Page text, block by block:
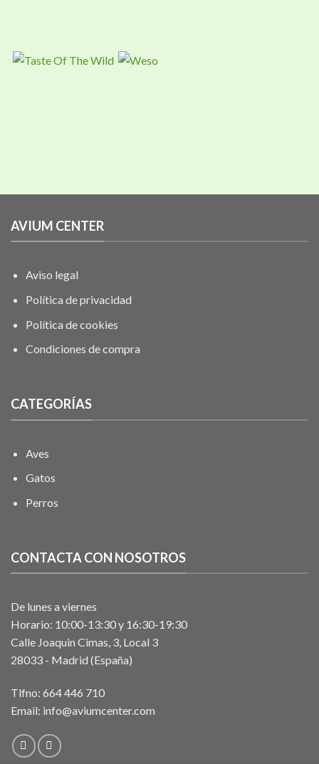
AVIUM CENTER
Aviso legal
Política de privacidad
Política de cookies
Condiciones de compra
CATEGORÍAS
Aves
Gatos
Perros
CONTACTA CON NOSOTROS
De lunes a viernes
Horario: 10:00-13:30 y 16:30-19:30
Calle Joaquin Cimas, 3, Local 3
28033 - Madrid (España)
Tlfno: 664 446 710
Email: info@aviumcenter.com